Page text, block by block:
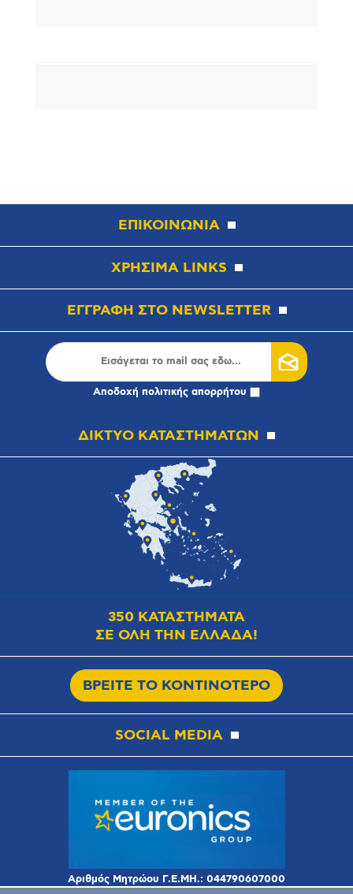
ΕΠΙΚΟΙΝΩΝΙΑ
ΧΡΗΣΙΜΑ LINKS
ΕΓΓΡΑΦΗ ΣΤΟ NEWSLETTER
Αποδοχή πολιτικής απορρήτου
ΔΙΚΤΥΟ ΚΑΤΑΣΤΗΜΑΤΩΝ
350 ΚΑΤΑΣΤΗΜΑΤΑ
ΣΕ ΟΛΗ ΤΗΝ ΕΛΛΑΔΑ!
ΒΡΕΙΤΕ ΤΟ ΚΟΝΤΙΝΟΤΕΡΟ
SOCIAL MEDIA